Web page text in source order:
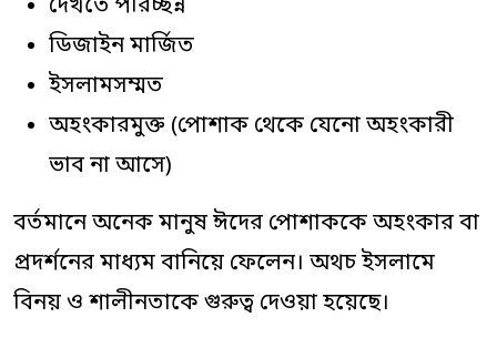
দেখতে পরিচ্ছন্ন
ডিজাইন মার্জিত
ইসলামসম্মত
অহংকারমুক্ত (পোশাক থেকে যেনো অহংকারী
ভাব না আসে)
বর্তমানে অনেক মানুষ ঈদের পোশাককে অহংকার বা
প্রদর্শনের মাধ্যম বানিয়ে ফেলেন। অথচ ইসলামে
বিনয় ও শালীনতাকে গুরুত্ব দেওয়া হয়েছে।